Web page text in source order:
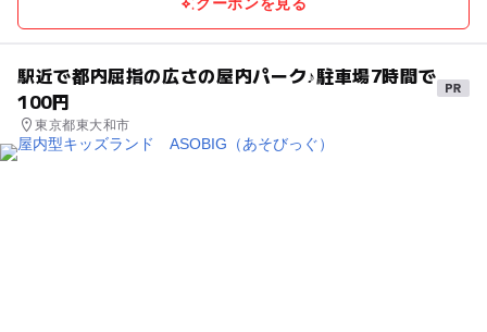
駅近で都内屈指の広さの屋内パーク♪駐車場7時間で
100円
東京都東大和市